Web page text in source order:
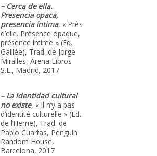
– Cerca de ella.
Presencia opaca,
presencia íntima, « Près
d’elle. Présence opaque,
présence intime » (Ed.
Galilée), Trad. de Jorge
Miralles, Arena Libros
S.L., Madrid, 2017
– La identidad cultural
no existe, « Il n’y a pas
d’identité culturelle » (Ed.
de l’Herne), Trad. de
Pablo Cuartas, Penguin
Random House,
Barcelona, 2017